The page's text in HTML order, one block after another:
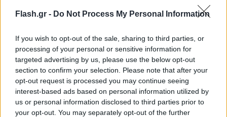
Flash.gr - Do Not Process My Personal Information
If you wish to opt-out of the sale, sharing to third parties, or
processing of your personal or sensitive information for
targeted advertising by us, please use the below opt-out
section to confirm your selection. Please note that after your
opt-out request is processed you may continue seeing
interest-based ads based on personal information utilized by
us or personal information disclosed to third parties prior to
your opt-out. You may separately opt-out of the further
λεωφόρους Κηφισίας και Μεσογείων, καθώς και στη
λεωφόρο Καρέα, στο τμήμα από την Ηλιούπολη
έως τη λεωφόρο Αλίμου – Κατεχάκη.
Την ίδια ώρα, αυξημένος κυκλοφοριακός φόρτος
καταγράφεται και στο κέντρο της Αθήνας, κυρίως
στις λεωφόρους Βασιλέως Κωνσταντίνου και
Βασιλίσσης Σοφίας, καθώς και στην οδό Αρδηττού.